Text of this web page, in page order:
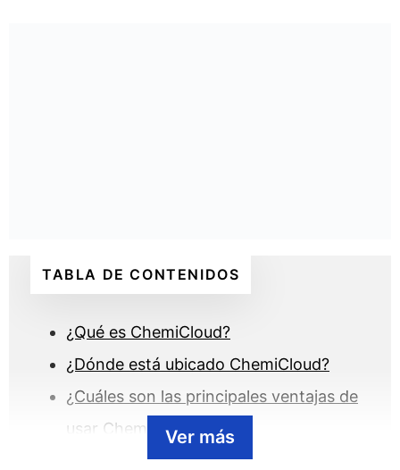
TABLA DE CONTENIDOS
¿Qué es ChemiCloud?
¿Dónde está ubicado ChemiCloud?
¿Cuáles son las principales ventajas de
usar ChemiCloud?
¿Cuáles son las posibles desventajas de
Ver más